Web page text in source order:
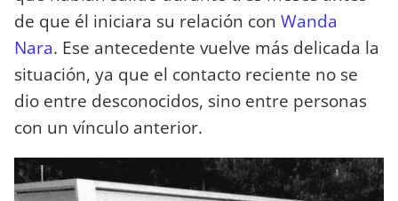
de que él iniciara su relación con Wanda
Nara. Ese antecedente vuelve más delicada la
situación, ya que el contacto reciente no se
dio entre desconocidos, sino entre personas
con un vínculo anterior.